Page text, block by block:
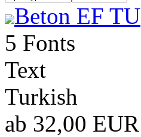
Beton EF TU
5 Fonts
Text
Turkish
ab 32,00 EUR